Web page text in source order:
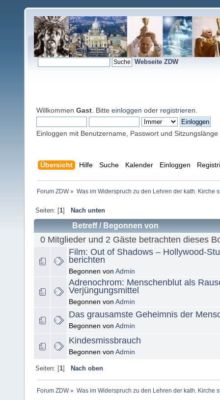
Webseite ZDW
Willkommen Gast . Bitte einloggen oder registrieren
Einloggen mit Benutzername, Passwort und Sitzungslänge
Übersicht Hilfe Suche Kalender Einloggen
Forum ZDW» Was im Widerspruch zu den Lehren der kath. Kirche
Seiten: [1] Nach unten
Betreff/ Begonnen von
0 Mitglieder und 2 Gäste betrachten dieses
Film: Out of Shadows – Hollywood-
berichten
Begonnen von Admin
Adrenochrom: Menschenblut als
Verjüngungsmittel
Begonnen von Admin
Das grausamste Geheimnis der
Begonnen von Admin
Kindesmissbrauch
Begonnen von Admin
Seiten: [1] Nach oben
Forum ZDW» Was im Widerspruch zu den Lehren der kath. Kirche